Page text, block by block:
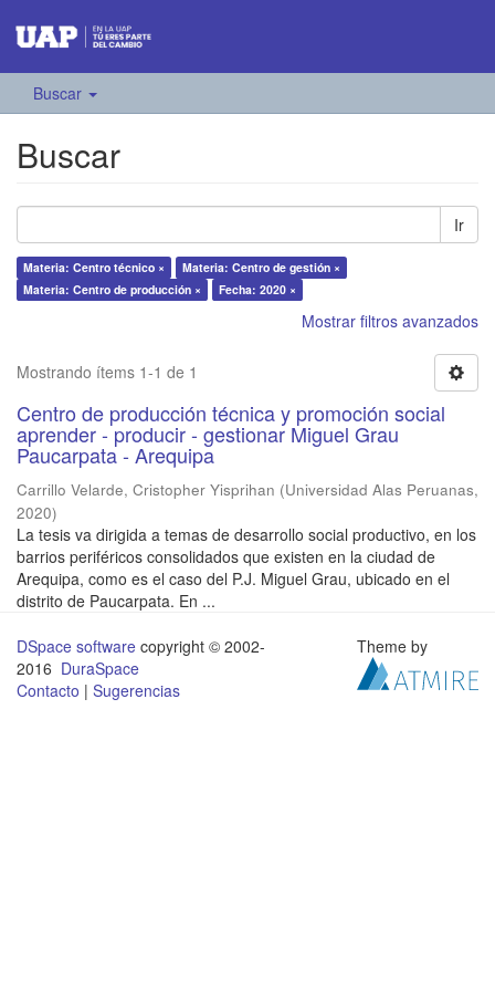
Buscar
Buscar
Ir
Materia: Centro técnico ×
Materia: Centro de gestión ×
Materia: Centro de producción ×
Fecha: 2020 ×
Mostrar filtros avanzados
Mostrando ítems 1-1 de 1
Centro de producción técnica y promoción social
aprender - producir - gestionar Miguel Grau
Paucarpata - Arequipa
Carrillo Velarde, Cristopher Yisprihan (Universidad Alas Peruanas,
2020)
La tesis va dirigida a temas de desarrollo social productivo, en los
barrios periféricos consolidados que existen en la ciudad de
Arequipa, como es el caso del P.J. Miguel Grau, ubicado en el
distrito de Paucarpata. En ...
DSpace software copyright © 2002-
2016 DuraSpace
Contacto | Sugerencias
Theme by